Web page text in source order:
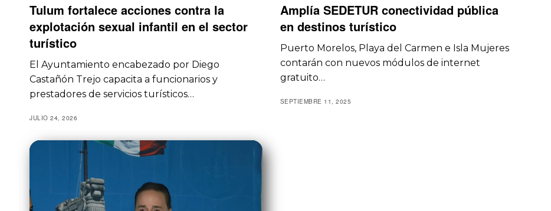
Tulum fortalece acciones contra la
explotación sexual infantil en el sector
turístico
El Ayuntamiento encabezado por Diego
Castañón Trejo capacita a funcionarios y
prestadores de servicios turísticos…
JULIO 24, 2026
Amplía SEDETUR conectividad pública
en destinos turístico
Puerto Morelos, Playa del Carmen e Isla Mujeres
contarán con nuevos módulos de internet
gratuito…
SEPTIEMBRE 11, 2025